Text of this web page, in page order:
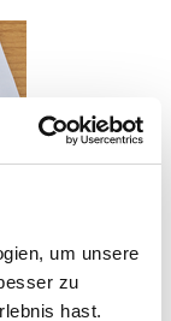
um unsere
zu
hast.